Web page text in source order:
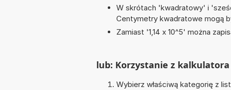
W skrótach 'kwadratowy' i
Centymetry kwadratowe mogą
Zamiast '1,14 x 10^5' można
lub: Korzystanie z
Wybierz właściwą kategorię z